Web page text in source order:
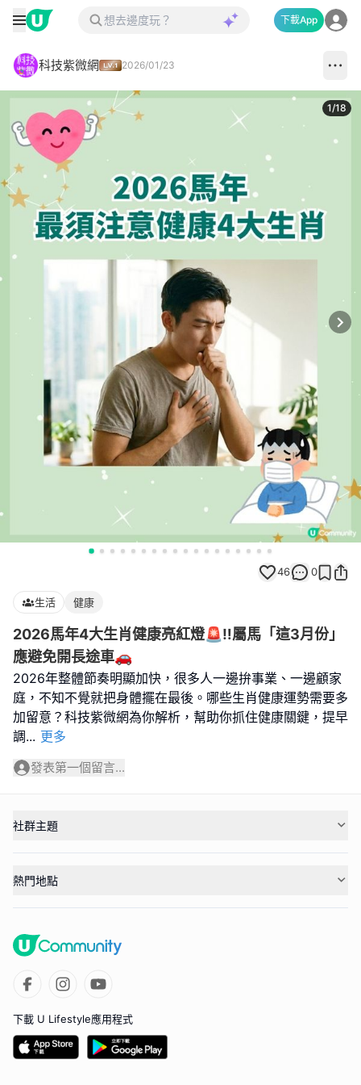
下載App
科技紫微網 2026/01/23
1/18
46 0
生活 健康
2026馬年4大生肖健康亮紅燈🚨‼️屬馬「這3月份」
應避免開長途車🚗
2026年整體節奏明顯加快，很多人一邊拚事業、一邊顧家
庭，不知不覺就把身體擺在最後。哪些生肖健康運勢需要多
加留意？科技紫微網為你解析，幫助你抓住健康關鍵，提早
調... 更多
發表第一個留言...
社群主題
熱門地點
下載 U Lifestyle應用程式